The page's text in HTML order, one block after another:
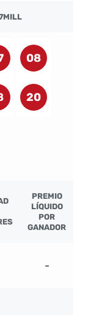
08
20
PREMIO
LÍQUIDO
POR
GANADOR
-